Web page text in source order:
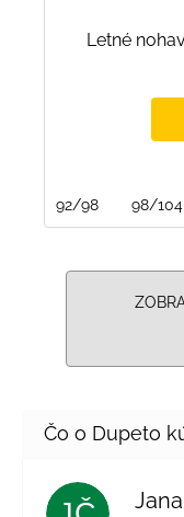
Letné
92/98 98/104